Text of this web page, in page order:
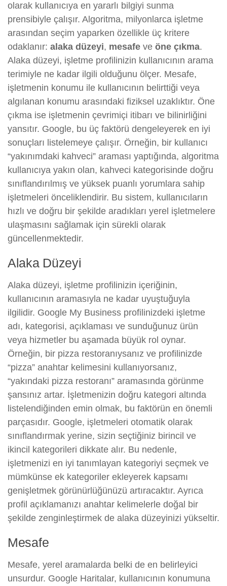
olarak kullanıcıya en yararlı bilgiyi sunma
prensibiyle çalışır. Algoritma, milyonlarca işletme
arasından seçim yaparken özellikle üç kritere
odaklanır: alaka düzeyi, mesafe ve öne çıkma.
Alaka düzeyi, işletme profilinizin kullanıcının arama
terimiyle ne kadar ilgili olduğunu ölçer. Mesafe,
işletmenin konumu ile kullanıcının belirttiği veya
algılanan konumu arasındaki fiziksel uzaklıktır. Öne
çıkma ise işletmenin çevrimiçi itibarı ve bilinirliğini
yansıtır. Google, bu üç faktörü dengeleyerek en iyi
sonuçları listelemeye çalışır. Örneğin, bir kullanıcı
“yakınımdaki kahveci” araması yaptığında, algoritma
kullanıcıya yakın olan, kahveci kategorisinde doğru
sınıflandırılmış ve yüksek puanlı yorumlara sahip
işletmeleri önceliklendirir. Bu sistem, kullanıcıların
hızlı ve doğru bir şekilde aradıkları yerel işletmelere
ulaşmasını sağlamak için sürekli olarak
güncellenmektedir.
Alaka Düzeyi
Alaka düzeyi, işletme profilinizin içeriğinin,
kullanıcının aramasıyla ne kadar uyuştuğuyla
ilgilidir. Google My Business profilinizdeki işletme
adı, kategorisi, açıklaması ve sunduğunuz ürün
veya hizmetler bu aşamada büyük rol oynar.
Örneğin, bir pizza restoranıysanız ve profilinizde
“pizza” anahtar kelimesini kullanıyorsanız,
“yakındaki pizza restoranı” aramasında görünme
şansınız artar. İşletmenizin doğru kategori altında
listelendiğinden emin olmak, bu faktörün en önemli
parçasıdır. Google, işletmeleri otomatik olarak
sınıflandırmak yerine, sizin seçtiğiniz birincil ve
ikincil kategorileri dikkate alır. Bu nedenle,
işletmenizi en iyi tanımlayan kategoriyi seçmek ve
mümkünse ek kategoriler ekleyerek kapsamı
genişletmek görünürlüğünüzü artıracaktır. Ayrıca
profil açıklamanızı anahtar kelimelerle doğal bir
şekilde zenginleştirmek de alaka düzeyinizi yükseltir.
Mesafe
Mesafe, yerel aramalarda belki de en belirleyici
unsurdur. Google Haritalar, kullanıcının konumuna